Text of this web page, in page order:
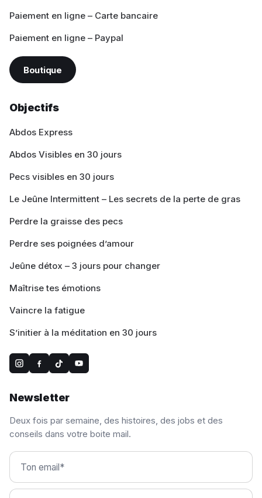
Paiement en ligne – Carte bancaire
Paiement en ligne – Paypal
Boutique
Objectifs
Abdos Express
Abdos Visibles en 30 jours
Pecs visibles en 30 jours
Le Jeûne Intermittent – Les secrets de la perte de gras
Perdre la graisse des pecs
Perdre ses poignées d’amour
Jeûne détox – 3 jours pour changer
Maîtrise tes émotions
Vaincre la fatigue
S’initier à la méditation en 30 jours
Newsletter
Deux fois par semaine, des histoires, des jobs et des
conseils dans votre boite mail.